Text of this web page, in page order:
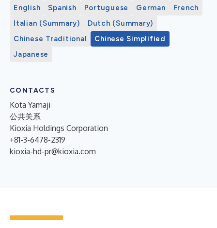
English Spanish Portuguese German
French
Italian (Summary)
Dutch (Summary)
Chinese Traditional
Chinese Simplified
Japanese
CONTACTS
Kota Yamaji
公共关系
Kioxia Holdings Corporation
+81-3-6478-2319
kioxia-hd-pr@kioxia.com